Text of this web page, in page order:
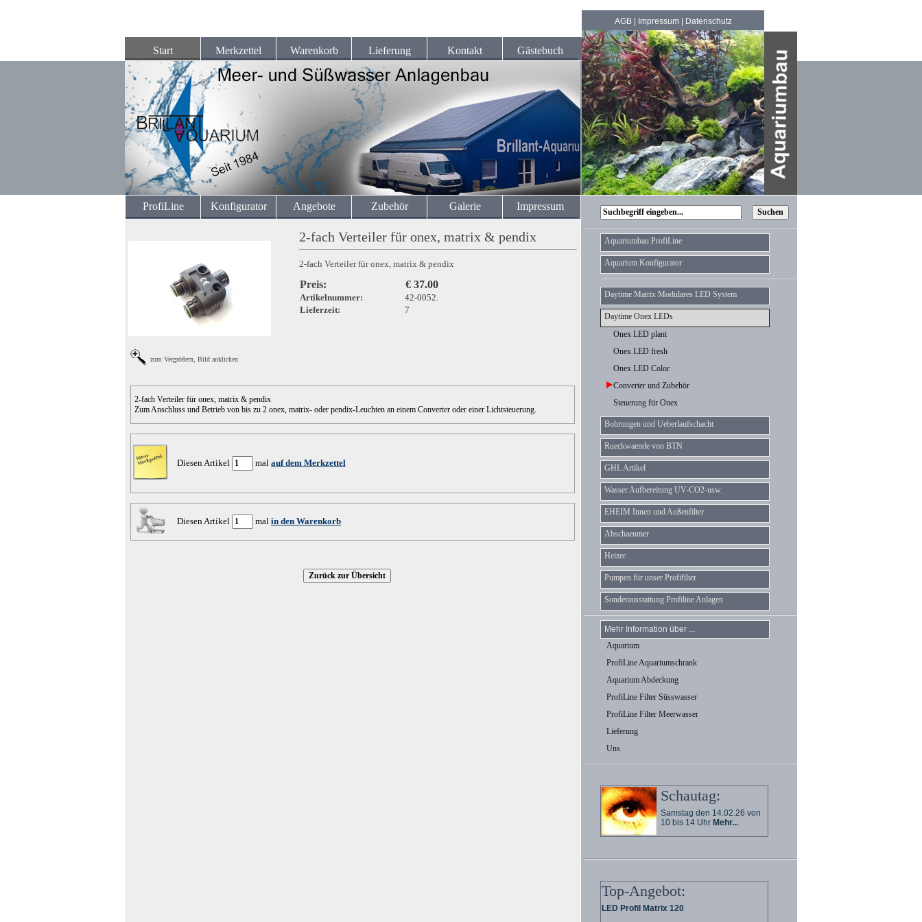
Start Merkzettel Warenkorb Lieferung Kontakt Gästebuch
AGB| Impressum| Datenschutz
ProfiLine Konfigurator Angebote Zubehör Galerie Impressum
zum Vergrößern, Bild anklicken
2-fach Verteiler für onex, matrix & pendix
2-fach Verteiler für onex, matrix & pendix
Preis: € 37.00
Artikelnummer:
42-0052.
Lieferzeit:
7
2-fach Verteiler für onex, matrix & pendix
Zum Anschluss und Betrieb von bis zu 2 onex, matrix- oder pendix-Leuchten an einem Converter oder einer Lichtsteuerung.
Diesen Artikel mal auf dem Merkzettel
Diesen Artikel mal in den Warenkorb
Aquariumbau ProfiLine
Aquarium Konfigurator
Daytime Matrix Modulares LED System
Daytime Onex LEDs
Onex LED plant
Onex LED fresh
Onex LED Color
Converter und Zubehör
Steuerung für Onex
Bohrungen und Ueberlaufschacht
Rueckwaende von BTN
GHL Artikel
Wasser Aufbereitung UV-CO2-usw.
EHEIM Innen und Außenfilter
Abschaeumer
Heizer
Pumpen für unser Profifilter
Sonderausstattung Profiline Anlagen
Mehr Information über ...
Aquarium
ProfiLine Aquariumschrank
Aquarium Abdeckung
ProfiLine Filter Süsswasser
ProfiLine Filter Meerwasser
Lieferung
Uns
Schautag:
Samstag den 14.02.26 von
10 bis 14 Uhr Mehr...
Top-Angebot:
LED Profil Matrix 120